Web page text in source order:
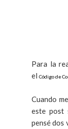
Para la
el Código de
Cuando
este post
pensé dos